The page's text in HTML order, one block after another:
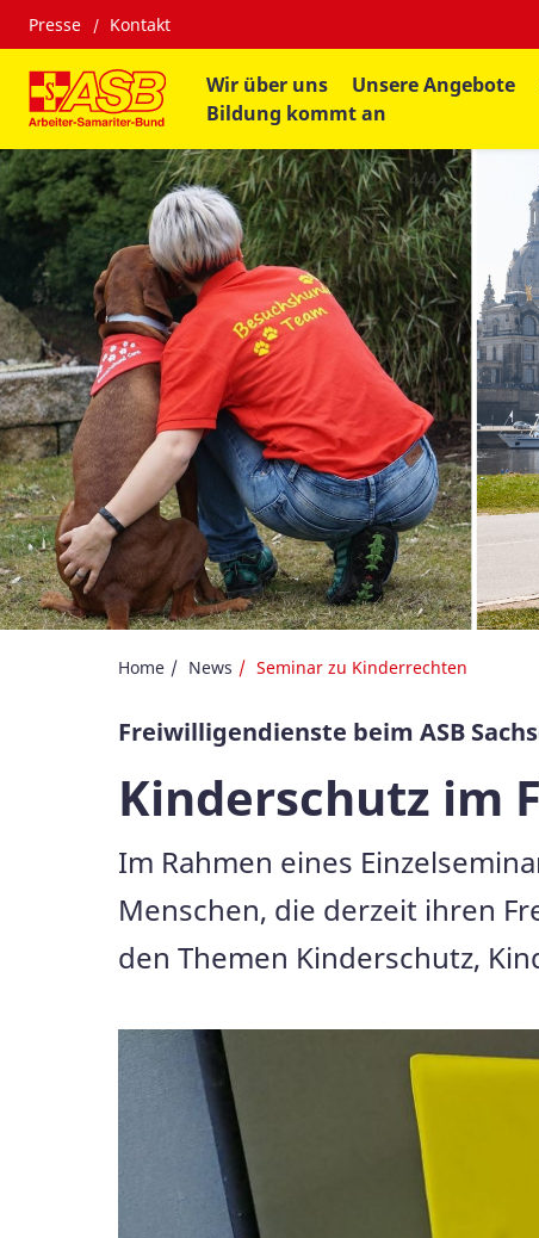
Presse Kontakt
Wir über uns Unsere Angebote
Bildung kommt an
Home News Seminar zu Kinderrechten
Freiwilligendienste beim ASB
Kinderschutz im
Im Rahmen eines
Menschen, die derzeit ihren
den Themen Kinderschutz,